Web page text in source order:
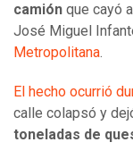
camión que cayó
José Miguel
Metropolitana.
El hecho ocurrió
calle colapsó y
toneladas de